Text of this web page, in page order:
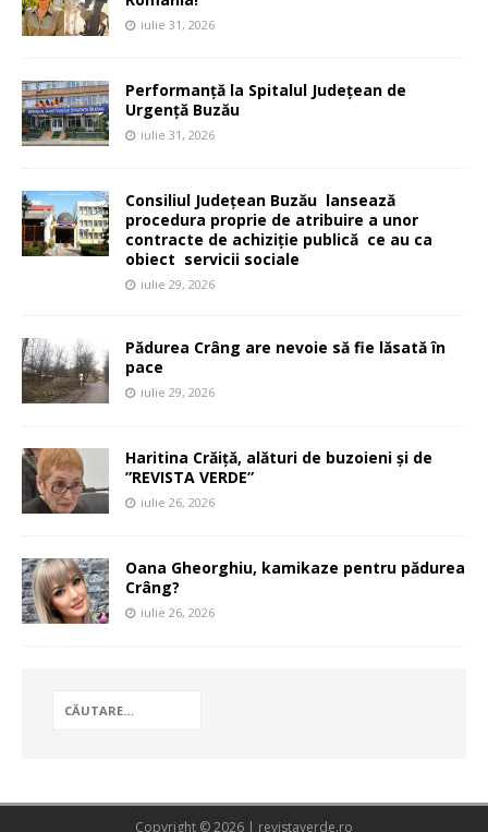
iulie 31, 2026
Performanță la Spitalul Județean de
Urgență Buzău
iulie 31, 2026
Consiliul Județean Buzău lansează
procedura proprie de atribuire a unor
contracte de achiziție publică ce au ca
obiect servicii sociale
iulie 29, 2026
Pădurea Crâng are nevoie să fie lăsată în
pace
iulie 29, 2026
Haritina Crăiță, alături de buzoieni și de
”REVISTA VERDE”
iulie 26, 2026
Oana Gheorghiu, kamikaze pentru pădurea
Crâng?
iulie 26, 2026
Copyright © 2026 | revistaverde.ro